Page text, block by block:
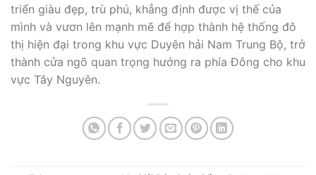
triển giàu đẹp, trù phú, khẳng định được vị thế của
mình và vươn lên mạnh mẽ để hợp thành hệ thống đô
thị hiện đại trong khu vực Duyên hải Nam Trung Bộ, trở
thành cửa ngõ quan trọng hướng ra phía Đông cho khu
vực Tây Nguyên.